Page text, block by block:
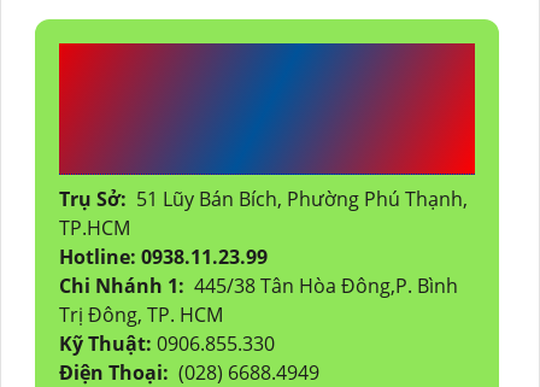
Trụ Sở: 51 Lũy Bán Bích, Phường Phú Thạnh,
TP.HCM
Hotline: 0938.11.23.99
Chi Nhánh 1: 445/38 Tân Hòa Đông,P. Bình
Trị Đông, TP. HCM
Kỹ Thuật: 0906.855.330
Điện Thoại: (028) 6688.4949